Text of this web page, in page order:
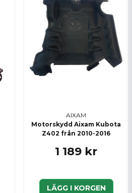
AIXAM
Motorskydd Aixam Kubota
Z402 från 2010-2016
1 189 kr
LÄGG I KORGEN